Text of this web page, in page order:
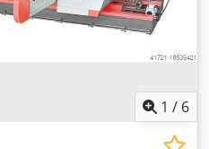
1 / 6